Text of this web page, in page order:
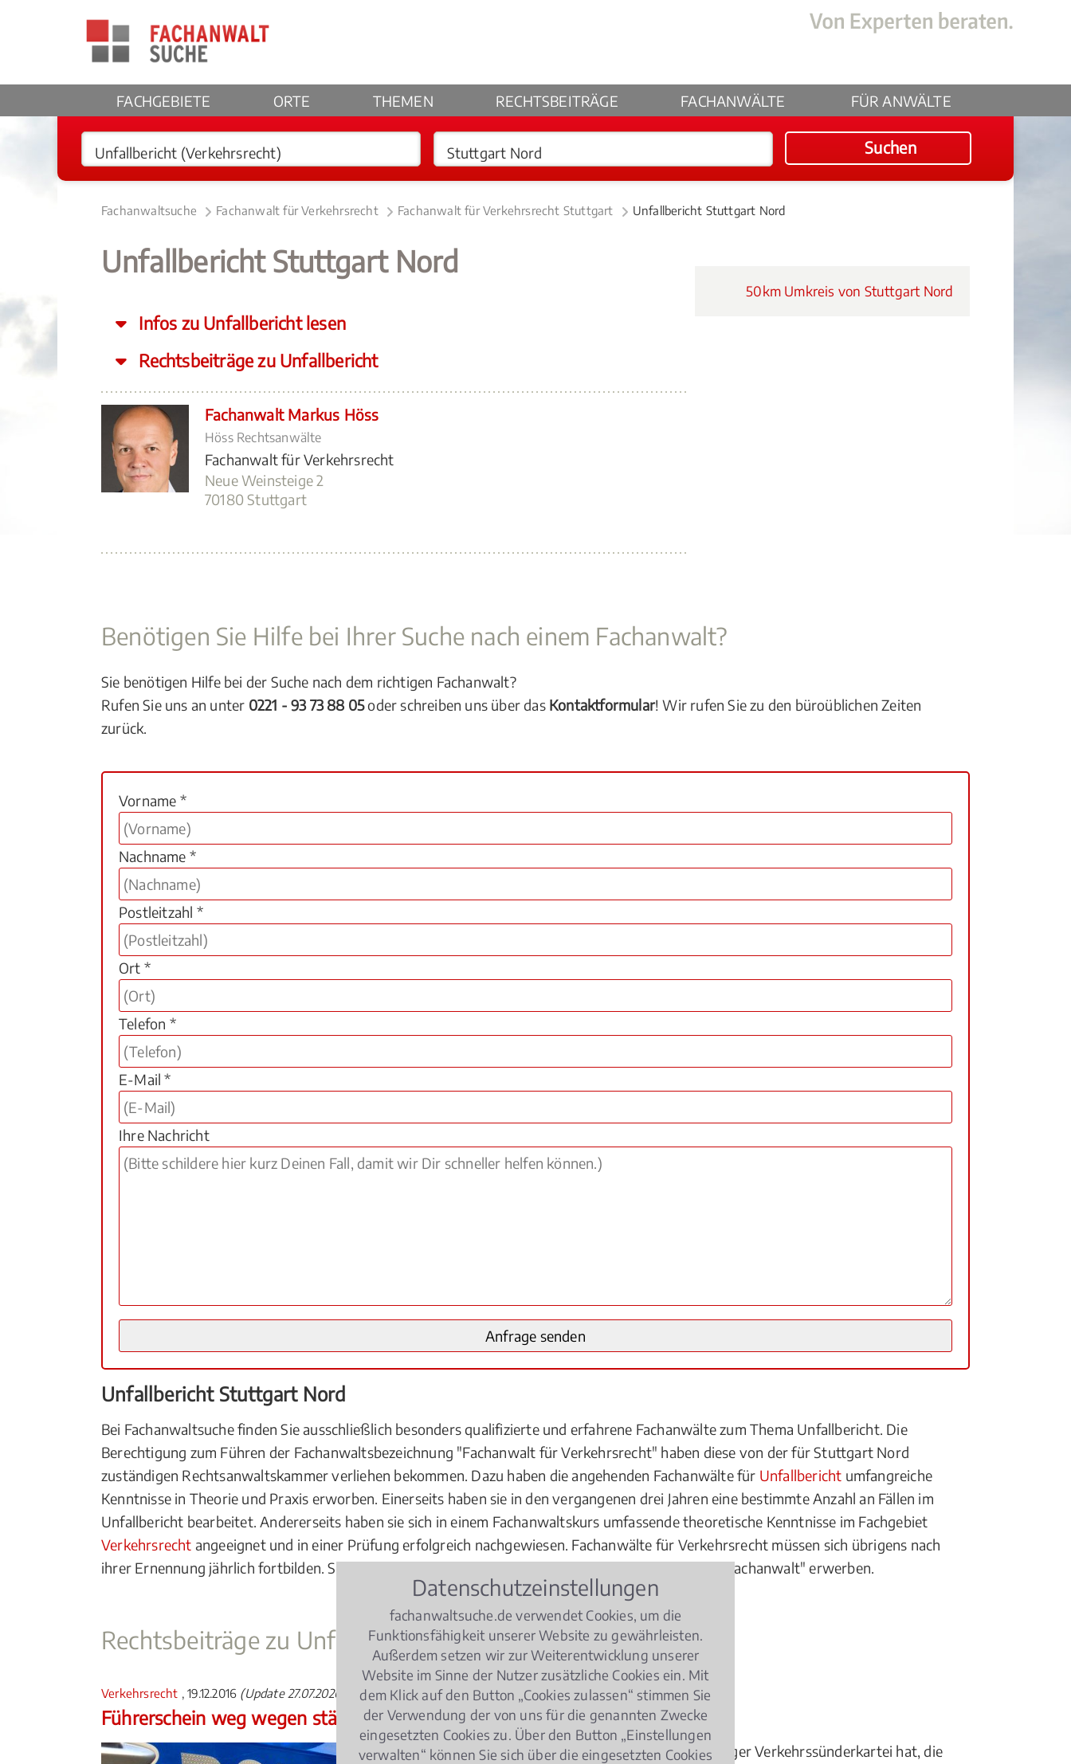
FACHGEBIETE ORTE THEMEN RECHTSBEITRÄGE FACHANWÄLTE FÜR ANWÄLTE
Suchen
Fachanwaltsuche Fachanwalt für Verkehrsrecht Fachanwalt für Verkehrsrecht Stuttgart Unfallbericht Stuttgart Nord
Unfallbericht Stuttgart Nord
Infos zu Unfallbericht lesen
Rechtsbeiträge zu Unfallbericht
Fachanwalt Markus Höss
Höss Rechtsanwälte
Fachanwalt für Verkehrsrecht
Neue Weinsteige 2
70180 Stuttgart
50km Umkreis von Stuttgart Nord
Benötigen Sie Hilfe bei Ihrer Suche nach einem Fachanwalt?
Sie benötigen Hilfe bei der Suche nach dem richtigen Fachanwalt?
Rufen Sie uns an unter 0221 - 93 73 88 05oder schreiben uns über das Kontaktformular! Wir rufen Sie zu den büroüblichen Zeiten
zurück.
Vorname *
Nachname *
Postleitzahl *
Ort *
Telefon *
E-Mail *
Ihre Nachricht
Unfallbericht Stuttgart Nord
Bei Fachanwaltsuche finden Sie ausschließlich besonders qualifizierte und erfahrene Fachanwälte zum Thema Unfallbericht. Die
Berechtigung zum Führen der Fachanwaltsbezeichnung "Fachanwalt für Verkehrsrecht" haben diese von der für Stuttgart Nord
zuständigen Rechtsanwaltskammer verliehen bekommen. Dazu haben die angehenden Fachanwälte für Unfallbericht umfangreiche
Kenntnisse in Theorie und Praxis erworben. Einerseits haben sie in den vergangenen drei Jahren eine bestimmte Anzahl an Fällen im
Unfallbericht bearbeitet. Andererseits haben sie sich in einem Fachanwaltskurs umfassende theoretische Kenntnisse im Fachgebiet
Verkehrsrecht angeeignet und in einer Prüfung erfolgreich nachgewiesen. Fachanwälte für Verkehrsrecht müssen sich übrigens nach
ihrer Ernennung jährlich fortbilden. Sie dürfen auch nur in ingesamt drei Rechtsgebieten den Titel "Fachanwalt" erwerben.
Rechtsbeiträge zu Unfallbericht
Verkehrsrecht , 19.12.2016 (Update 27.07.2026)
Führerschein weg wegen ständigem Falschparken?
Egal wie viele Punkte ein Autofahrer in der Flensburger Verkehrssünderkartei hat, die
Datenschutzeinstellungen
fachanwaltsuche.de verwendet Cookies, um die
Funktionsfähigkeit unserer Website zu gewährleisten.
Außerdem setzen wir zur Weiterentwicklung unserer
Website im Sinne der Nutzer zusätzliche Cookies ein. Mit
dem Klick auf den Button „Cookies zulassen“ stimmen Sie
der Verwendung der von uns für die genannten Zwecke
eingesetzten Cookies zu. Über den Button „Einstellungen
verwalten“ können Sie sich über die eingesetzten Cookies